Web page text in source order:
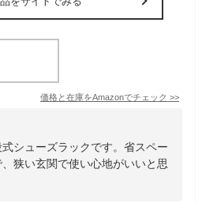
価格と在庫をAmazonでチェック >>
シューズラックです。省スペー
狭い玄関で使い心地がいいと思